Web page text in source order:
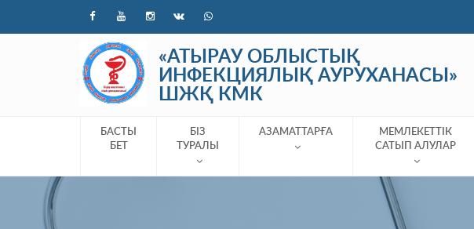
«АТЫРАУ ОБЛЫСТЫҚ
ИНФЕКЦИЯЛЫҚ АУРУХАНАСЫ»
ШЖҚ КМК
БАСТЫ
БЕТ
БІЗ
ТУРАЛЫ
АЗАМАТТАРҒА
МЕМЛЕКЕТТІК
САТЫП АЛУЛАР